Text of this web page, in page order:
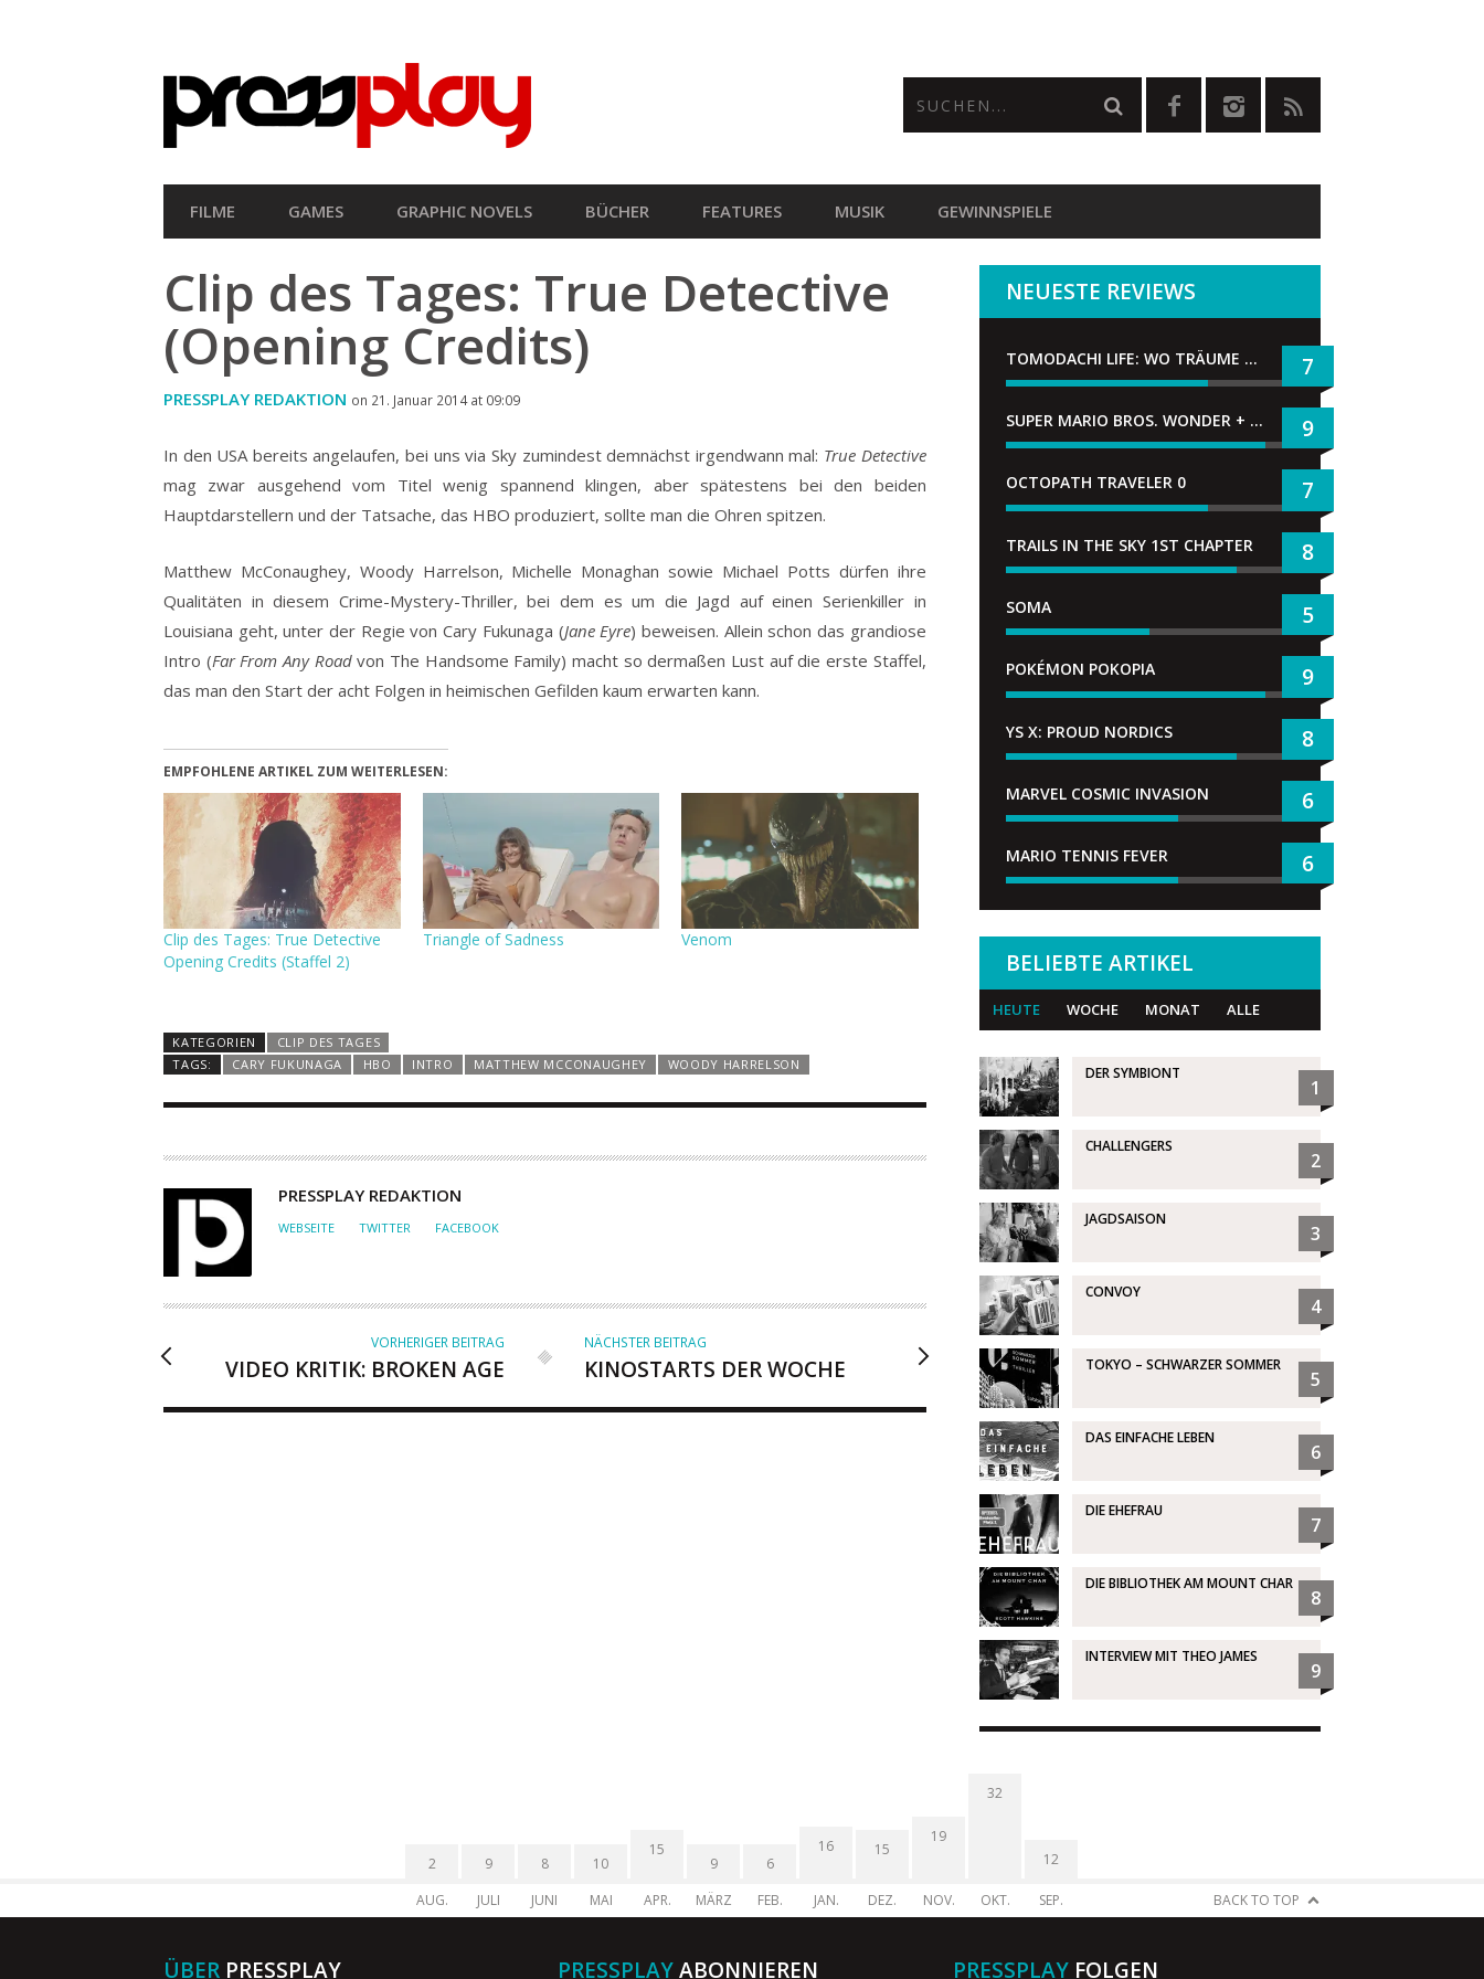
HAUPT-
NAVIGATION
FILME GAMES GRAPHIC NOVELS BÜCHER FEATURES MUSIK GEWINNSPIELE
Clip des Tages: True Detective
(Opening Credits)
PRESSPLAY REDAKTION on 21. Januar 2014 at 09:09
In den USA bereits angelaufen, bei uns via Sky zumindest demnächst irgendwann mal: True Detective
mag zwar ausgehend vom Titel wenig spannend klingen, aber spätestens bei den beiden
Hauptdarstellern und der Tatsache, das HBO produziert, sollte man die Ohren spitzen.
Matthew McConaughey, Woody Harrelson, Michelle Monaghan sowie Michael Potts dürfen ihre
Qualitäten in diesem Crime-Mystery-Thriller, bei dem es um die Jagd auf einen Serienkiller in
Louisiana geht, unter der Regie von Cary Fukunaga (Jane Eyre) beweisen. Allein schon das grandiose
Intro (Far From Any Roadvon The Handsome Family) macht so dermaßen Lust auf die erste Staffel,
das man den Start der acht Folgen in heimischen Gefilden kaum erwarten kann.
EMPFOHLENE ARTIKEL ZUM WEITERLESEN:
Clip des Tages: True Detective
Opening Credits (Staffel 2)
Triangle of Sadness Venom
KATEGORIEN
CLIP DES TAGES
TAGS:
CARY FUKUNAGA HBO INTRO MATTHEW MCCONAUGHEY WOODY HARRELSON
A
U
R
PRESSPLAY REDAKTION
WEBSEITE TWITTER FACEBOOK
VORHERIGER BEITRAG
VIDEO KRITIK: BROKEN AGE
NÄCHSTER BEITRAG
KINOSTARTS DER WOCHE
NEUESTE REVIEWS
TOMODACHI LIFE: WO TRÄUME WAHR WERDEN 7
SUPER MARIO BROS. WONDER + GEMEINSAM IM BELLABEL-PARK 9
OCTOPATH TRAVELER 0 7
TRAILS IN THE SKY 1ST CHAPTER 8
SOMA 5
POKÉMON POKOPIA 9
YS X: PROUD NORDICS 8
MARVEL COSMIC INVASION 6
MARIO TENNIS FEVER 6
BELIEBTE ARTIKEL
HEUTE WOCHE MONAT ALLE
DER SYMBIONT
1
CHALLENGERS
2
JAGDSAISON
3
CONVOY
4
TOKYO – SCHWARZER SOMMER
5
DAS EINFACHE LEBEN
6
DIE EHEFRAU
7
DIE BIBLIOTHEK AM MOUNT CHAR
8
INTERVIEW MIT THEO JAMES
9
2
AUG.
9
JULI
8
JUNI
10
MAI
15
APR.
9
MÄRZ
6
FEB.
16
JAN.
15
DEZ.
19
NOV.
32
OKT.
12
SEP. BACK TO TOP
ÜBER PRESSPLAY PRESSPLAYABONNIEREN PRESSPLAYFOLGEN